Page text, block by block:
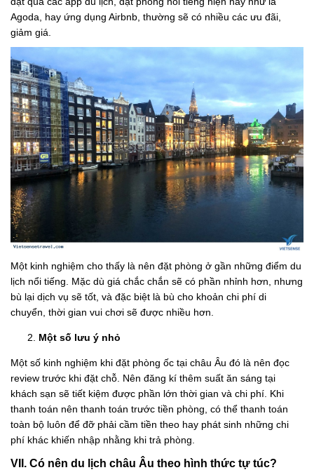
Agoda, hay ứng dụng Airbnb, thường sẽ có nhiều các ưu đãi,
giảm giá.
Một kinh nghiệm cho thấy là nên đặt phòng ở gần những điểm du
lịch nổi tiếng. Mặc dù giá chắc chắn sẽ có phần nhỉnh hơn, nhưng
bù lại dịch vụ sẽ tốt, và đặc biệt là bù cho khoản chi phí di
chuyển, thời gian vui chơi sẽ được nhiều hơn.
Một số lưu ý nhỏ
Một số kinh nghiệm khi đặt phòng ốc tại châu Âu đó là nên đọc
review trước khi đặt chỗ. Nên đăng kí thêm suất ăn sáng tại
khách sạn sẽ tiết kiệm được phần lớn thời gian và chi phí. Khi
thanh toán nên thanh toán trước tiền phòng, có thể thanh toán
toàn bộ luôn để đỡ phải cầm tiền theo hay phát sinh những chi
phí khác khiến nhập nhằng khi trả phòng.
VII. Có nên du lịch châu Âu theo hình thức tự túc?